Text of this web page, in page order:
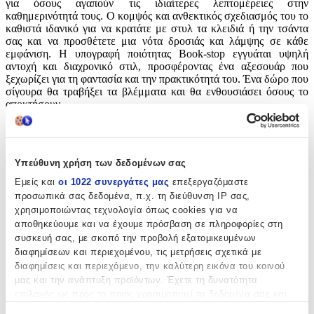
Υπεύθυνη χρήση των δεδομένων σας
Εμείς και οι 1022 συνεργάτες μας επεξεργαζόμαστε
προσωπικά σας δεδομένα, π.χ. τη διεύθυνση IP σας,
χρησιμοποιώντας τεχνολογία όπως cookies για να
αποθηκεύουμε και να έχουμε πρόσβαση σε πληροφορίες στη
συσκευή σας, με σκοπό την προβολή εξατομικευμένων
διαφημίσεων και περιεχομένου, τις μετρήσεις σχετικά με
διαφημίσεις και περιεχόμενο, την καλύτερη εικόνα του κοινού
μας και την ανάπτυξη προϊόντων. Έχετε τη δυνατότητα
για όσους αγαπούν τις ιδιαίτερες λεπτομέρειες στην
καθημερινότητά τους. Ο κομψός και ανθεκτικός σχεδιασμός του το
καθιστά ιδανικό για να κρατάτε με στυλ τα κλειδιά ή την τσάντα
σας και να προσθέτετε μια νότα δροσιάς και λάμψης σε κάθε
εμφάνιση. Η υπογραφή ποιότητας Book-stop εγγυάται υψηλή
αντοχή και διαχρονικό στιλ, προσφέροντας ένα αξεσουάρ που
ξεχωρίζει για τη φαντασία και την πρακτικότητά του. Ένα δώρο που
σίγουρα θα τραβήξει τα βλέμματα και θα ενθουσιάσει όσους το
αποκτήσουν.
Χαρακτηριστικά
Τύπος:
Μπρελόκ
Υλικό:
Μεταλλικό
με Led:
Όχι